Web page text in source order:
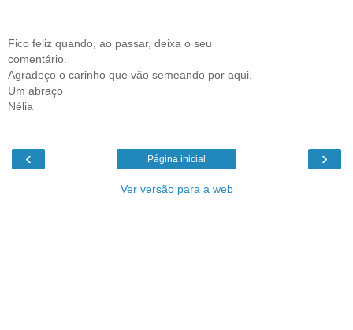
Fico feliz quando, ao passar, deixa o seu
comentário.
Agradeço o carinho que vão semeando por aqui.
Um abraço
Nélia
‹ ›
Página inicial
Ver versão para a web